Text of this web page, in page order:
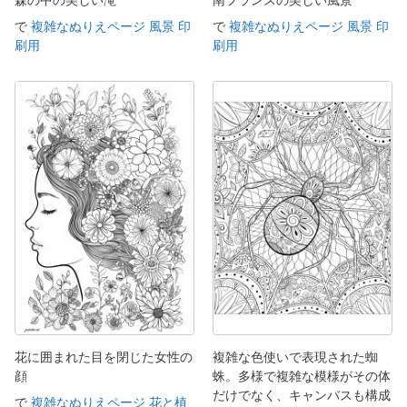
で 複雑なぬりえページ 風景 印
刷用
で 複雑なぬりえページ 風景 印
刷用
花に囲まれた目を閉じた女性の
顔
で 複雑なぬりえページ 花と植
複雑な色使いで表現された蜘
蛛。多様で複雑な模様がその体
だけでなく、キャンバスも構成